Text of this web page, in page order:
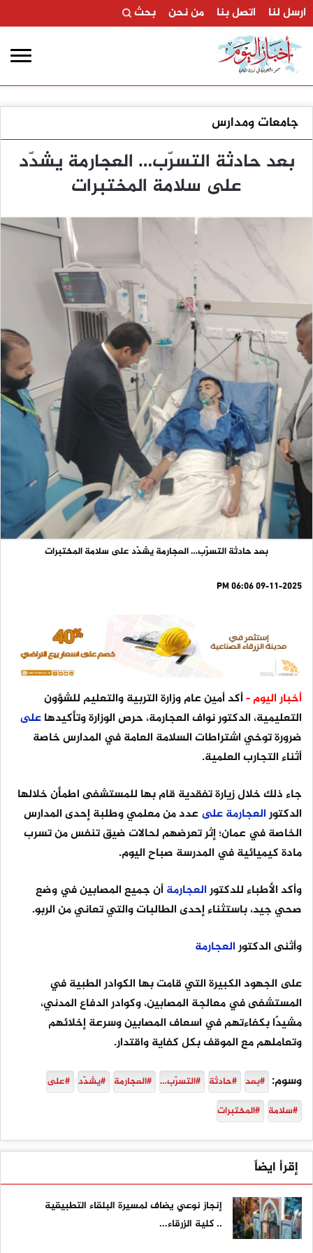
ارسل لنا اتصل بنا من نحن بحث
جامعات ومدارس
بعد حادثة التسرّب… العجارمة يشدّد
على سلامة المختبرات
بعد حادثة التسرّب… العجارمة يشدّد على سلامة المختبرات
09-11-2025 06:06 PM
أخبار اليوم -أكد أمين عام وزارة التربية والتعليم للشؤون
التعليمية، الدكتور نواف العجارمة، حرص الوزارة وتأكيدهاعلى
ضرورة توخي اشتراطات السلامة العامة في المدارس خاصة
أثناء التجارب العلمية.
جاء ذلك خلال زيارة تفقدية قام بها للمستشفى اطمأن خلالها
الدكتورالعجارمةعلى عدد من معلمي وطلبة إحدى المدارس
الخاصة في عمان؛ إثر تعرضهم لحالات ضيق تنفس من تسرب
مادة كيميائية في المدرسة صباح اليوم.
وأكد الأطباء للدكتورالعجارمةأن جميع المصابين في وضع
صحي جيد، باستثناء إحدى الطالبات والتي تعاني من الربو.
وأثنى الدكتورالعجارمة
على الجهود الكبيرة التي قامت بها الكوادر الطبية في
المستشفى في معالجة المصابين، وكوادر الدفاع المدني،
مشيدًا بكفاءتهم في اسعاف المصابين وسرعة إخلائهم
وتعاملهم مع الموقف بكل كفاية واقتدار.
وسوم: #بعد #حادثة #التسرّب… #العجارمة #يشدّد #على
#سلامة #المختبرات
إقرأ ايضاً
إنجاز نوعي يضاف لمسيرة البلقاء التطبيقية
.. كلية الزرقاء...